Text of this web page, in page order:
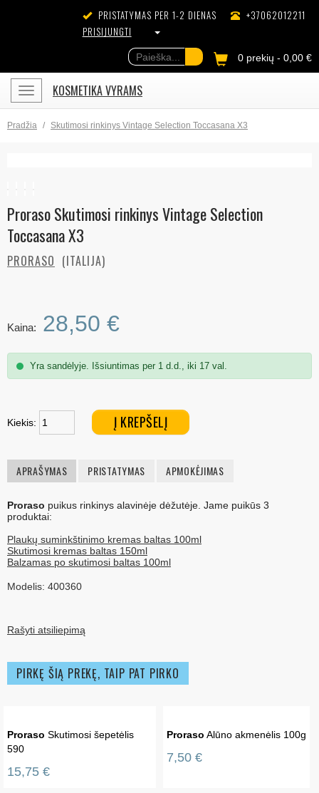
PRISTATYMAS PER 1-2 DIENAS
+37062012211
PRISIJUNGTI
0 prekių - 0,00 €
Meniu KOSMETIKA VYRAMS
Pradžia Skutimosi rinkinys Vintage Selection Toccasana X3
Proraso Skutimosi rinkinys Vintage Selection
Toccasana X3
PRORASO (ITALIJA)
Kaina: 28,50 €
Yra sandėlyje. Išsiuntimas per 1 d.d., iki 17 val.
Kiekis: Į KREPŠELĮ
APRAŠYMAS PRISTATYMAS APMOKĖJIMAS
Proraso puikus rinkinys alavinėje dėžutėje. Jame puikūs 3
produktai:
Plaukų suminkštinimo kremas baltas 100ml
Skutimosi kremas baltas 150ml
Balzamas po skutimosi baltas 100ml
Modelis: 400360
Rašyti atsiliepimą
PIRKĘ ŠIĄ PREKĘ, TAIP PAT PIRKO
Proraso Skutimosi šepetėlis
590
15,75 €
Proraso Alūno akmenėlis 100g
7,50 €